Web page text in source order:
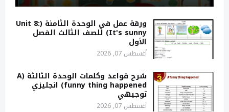
ورقة عمل في الوحدة الثامنة (Unit 8:
It's sunny) للصف الثالث الفصل
الأول
أغسطس 07, 2026
شرح قواعد وكلمات الوحدة الثالثة (A
funny thing happened) انجليزي
توجيهي
أغسطس 07, 2026